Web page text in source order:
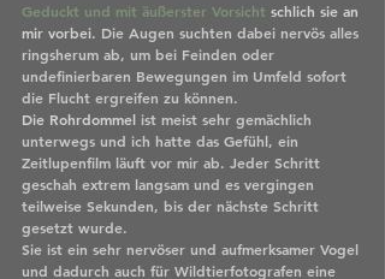
Geduckt und mit äußerster Vorsicht schlich sie an
mir vorbei. Die Augen suchten dabei nervös alles
ringsherum ab, um bei Feinden oder
undefinierbaren Bewegungen im Umfeld sofort
die Flucht ergreifen zu können.
Die Rohrdommel ist meist sehr gemächlich
unterwegs und ich hatte das Gefühl, ein
Zeitlupenfilm läuft vor mir ab. Jeder Schritt
geschah extrem langsam und es vergingen
teilweise Sekunden, bis der nächste Schritt
gesetzt wurde.
Sie ist ein sehr nervöser und aufmerksamer Vogel
und dadurch auch für Wildtierfotografen eine